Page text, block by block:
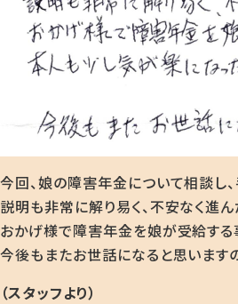
今回、娘の障害年金について相談し
説明も非常に解り易く、不安なく進
おかげ様で障害年金を娘が受給する
今後もまたお世話になると思います
（スタッフより）